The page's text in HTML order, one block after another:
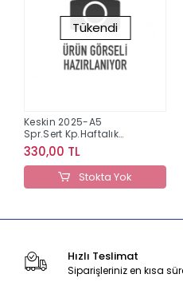
Tükendi
Keskin 2025-A5
Spr.Sert Kp.Haftalık
Ajanda - Pötikare
330,00 TL
Stokta Yok
Hızlı Teslimat
Siparişleriniz en kısa